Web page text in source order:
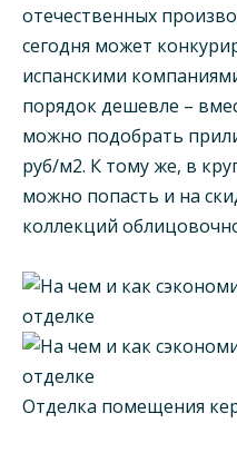
отечественных
сегодня может
испанскими
порядок дешевле –
можно подобрать
руб/м2. К тому же, в
можно попасть и на
коллекций
Отделка помещения